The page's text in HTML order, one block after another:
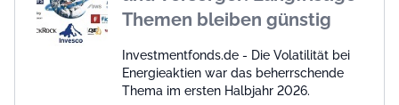
Themen bleiben günstig
Investmentfonds.de - Die Volatilität bei
Energieaktien war das beherrschende
Thema im ersten Halbjahr 2026.